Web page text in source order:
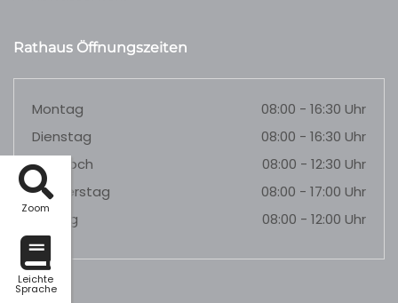
Zoom
Leichte
Sprache
Rathaus Öffnungszeiten
Montag
08:00 - 16:30 Uhr
Dienstag
08:00 - 16:30 Uhr
Mittwoch
08:00 - 12:30 Uhr
Donnerstag
08:00 - 17:00 Uhr
Freitag
08:00 - 12:00 Uhr